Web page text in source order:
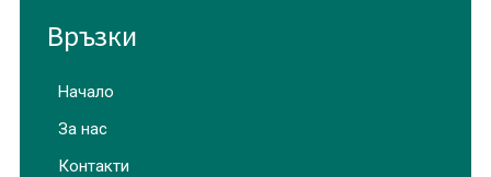
Връзки
Начало
За нас
Контакти